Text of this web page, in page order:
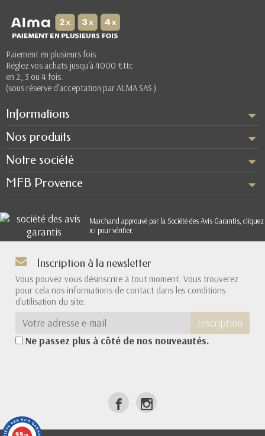
Paiement en plusieurs fois
Réglez vos achats jusqu'à 4000 €ttc
en 2, 3 ou 4 fois.
(sous réserve d’acceptation par ALMA SAS )
Informations
Nos produits
Notre société
MFB Provence
Marchand approuvé par la Société des Avis Garantis, cliquez
ici pour vérifier.
Inscription à la newsletter
Vous pouvez vous désinscrire à tout moment. Vous trouverez
pour cela nos informations de contact dans les conditions
d'utilisation du site.
Inscription
Ne passez plus à côté de nos nouveautés.